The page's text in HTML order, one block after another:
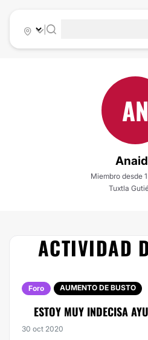
|
AN
Miembro desde
Tuxtla
ACTIVIDAD
Foro AUMENTO DE BUSTO
ESTOY MUY INDECISA
30 oct 2020